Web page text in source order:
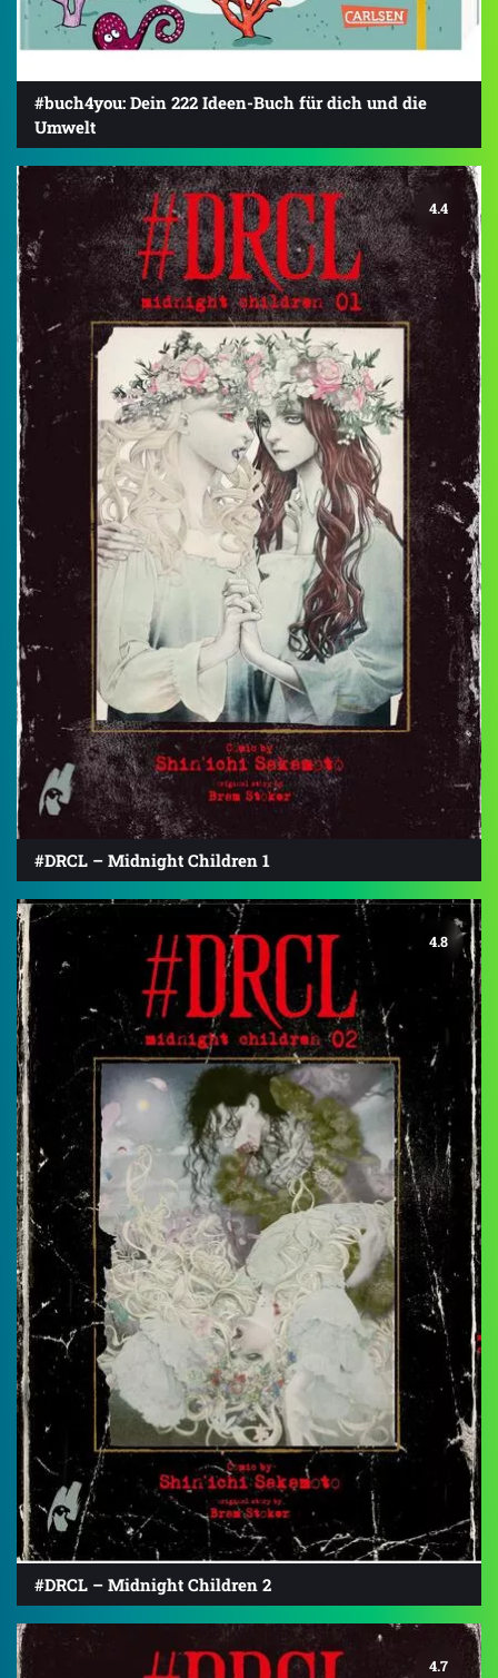
#buch4you: Dein 222 Ideen-Buch für dich und die
Umwelt
4.4
#DRCL – Midnight Children 1
4.8
#DRCL – Midnight Children 2
4.7